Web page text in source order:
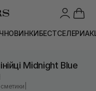
НОВИНКИБЕСТСЕЛЕРИ
Midnight Blue